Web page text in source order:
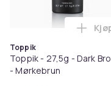
Toppik
Toppik - 27,5g - Dark
- Mørkebrun